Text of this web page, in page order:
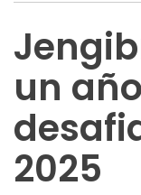
un
2025